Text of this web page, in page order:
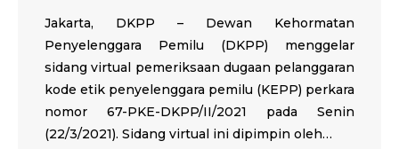
Jakarta, DKPP – Dewan Kehormatan
Penyelenggara Pemilu (DKPP) menggelar
sidang virtual pemeriksaan dugaan pelanggaran
kode etik penyelenggara pemilu (KEPP) perkara
nomor 67-PKE-DKPP/II/2021 pada Senin
(22/3/2021). Sidang virtual ini dipimpin oleh…